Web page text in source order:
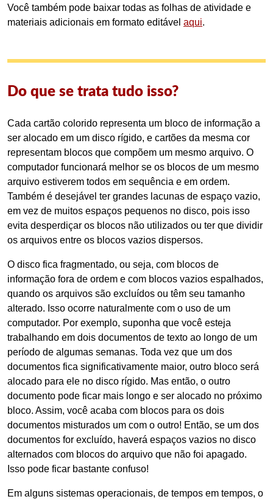
Você também pode baixar todas as folhas de atividade e
materiais adicionais em formato editável aqui.
Do que se trata tudo isso?
Cada cartão colorido representa um bloco de informação a
ser alocado em um disco rígido, e cartões da mesma cor
representam blocos que compõem um mesmo arquivo. O
computador funcionará melhor se os blocos de um mesmo
arquivo estiverem todos em sequência e em ordem.
Também é desejável ter grandes lacunas de espaço vazio,
em vez de muitos espaços pequenos no disco, pois isso
evita desperdiçar os blocos não utilizados ou ter que dividir
os arquivos entre os blocos vazios dispersos.
O disco fica fragmentado, ou seja, com blocos de
informação fora de ordem e com blocos vazios espalhados,
quando os arquivos são excluídos ou têm seu tamanho
alterado. Isso ocorre naturalmente com o uso de um
computador. Por exemplo, suponha que você esteja
trabalhando em dois documentos de texto ao longo de um
período de algumas semanas. Toda vez que um dos
documentos fica significativamente maior, outro bloco será
alocado para ele no disco rígido. Mas então, o outro
documento pode ficar mais longo e ser alocado no próximo
bloco. Assim, você acaba com blocos para os dois
documentos misturados um com o outro! Então, se um dos
documentos for excluído, haverá espaços vazios no disco
alternados com blocos do arquivo que não foi apagado.
Isso pode ficar bastante confuso!
Em alguns sistemas operacionais, de tempos em tempos, o